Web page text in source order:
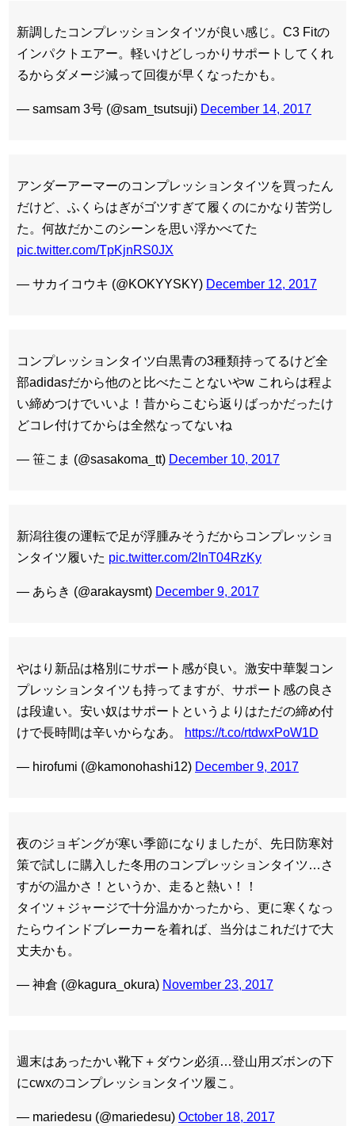
新調したコンプレッションタイツが良い感じ。C3 Fitの
インパクトエアー。軽いけどしっかりサポートしてくれ
るからダメージ減って回復が早くなったかも。
— samsam 3号 (@sam_tsutsuji) December 14, 2017
アンダーアーマーのコンプレッションタイツを買ったん
だけど、ふくらはぎがゴツすぎて履くのにかなり苦労し
た。何故だかこのシーンを思い浮かべてた
pic.twitter.com/TpKjnRS0JX
— サカイコウキ (@KOKYYSKY) December 12, 2017
コンプレッションタイツ白黒青の3種類持ってるけど全
部adidasだから他のと比べたことないやw これらは程よ
い締めつけでいいよ！昔からこむら返りばっかだったけ
どコレ付けてからは全然なってないね
— 笹こま (@sasakoma_tt) December 10, 2017
新潟往復の運転で足が浮腫みそうだからコンプレッショ
ンタイツ履いた pic.twitter.com/2InT04RzKy
— あらき (@arakaysmt) December 9, 2017
やはり新品は格別にサポート感が良い。激安中華製コン
プレッションタイツも持ってますが、サポート感の良さ
は段違い。安い奴はサポートというよりはただの締め付
けで長時間は辛いからなあ。
https://t.co/rtdwxPoW1D
— hirofumi (@kamonohashi12) December 9, 2017
夜のジョギングが寒い季節になりましたが、先日防寒対
策で試しに購入した冬用のコンプレッションタイツ…さ
すがの温かさ！というか、走ると熱い！！
タイツ＋ジャージで十分温かかったから、更に寒くなっ
たらウインドブレーカーを着れば、当分はこれだけで大
丈夫かも。
— 神倉 (@kagura_okura) November 23, 2017
週末はあったかい靴下＋ダウン必須…登山用ズボンの下
にcwxのコンプレッションタイツ履こ。
— mariedesu (@mariedesu) October 18, 2017